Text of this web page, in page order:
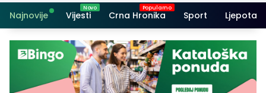
Najnovije Vijesti Crna Hronika Sport Ljepota i